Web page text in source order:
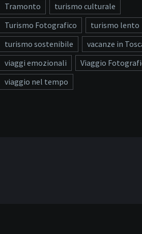
Tramonto
turismo culturale
Turismo Fotografico
turismo lento
turismo sostenibile
vacanze in
viaggi emozionali
Viaggio
viaggio nel tempo